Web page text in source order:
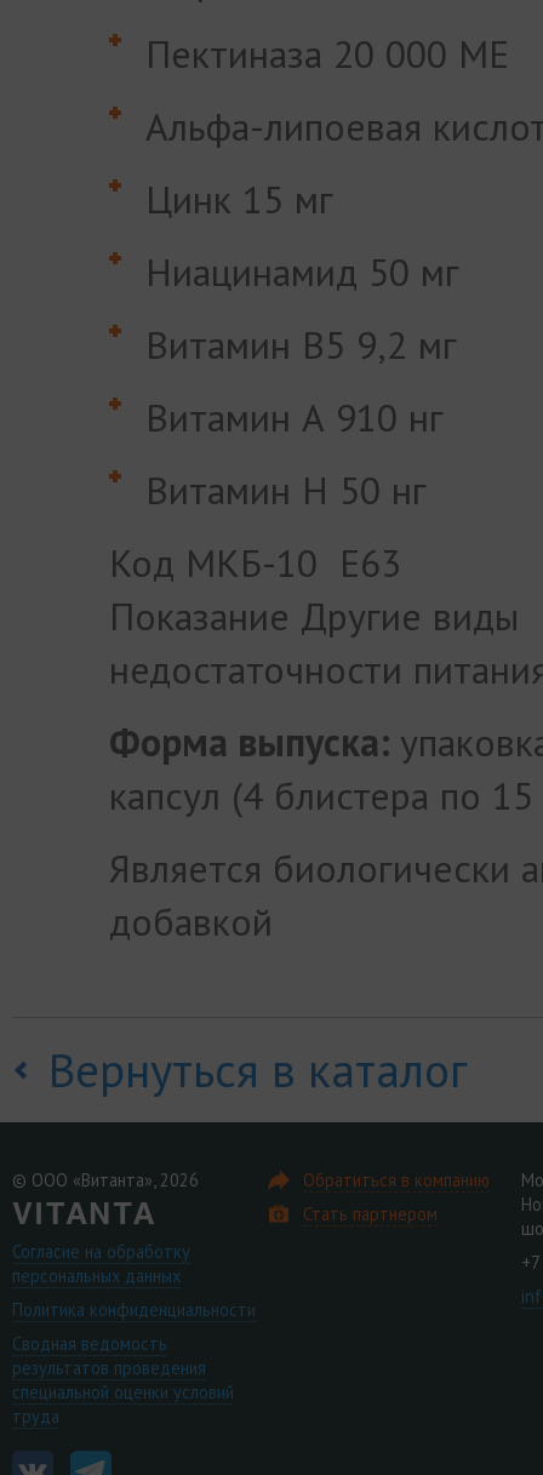
Пектиназа 20 000 МЕ
Альфа-липоевая
Цинк 15 мг
Ниацинамид 50 мг
Витамин В5 9,2 мг
Витамин А 910 нг
Витамин Н 50 нг
Код МКБ-10 E63
Показание Другие виды
недостаточности
Форма выпуска:
капсул (4 блистера по 15
Является биологически
добавкой
Вернуться в каталог
© ООО «Витанта», 2026
Согласие на обработку
персональных данных
Политика конфиденциальности
Сводная ведомость
результатов проведения
специальной оценки условий
труда
Обратиться в компанию
Стать партнером